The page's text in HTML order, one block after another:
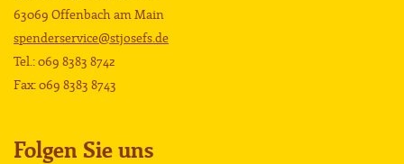
63069 Offenbach am Main
spenderservice@stjosefs.de
Tel.: 069 8383 8742
Fax: 069 8383 8743
Folgen Sie uns